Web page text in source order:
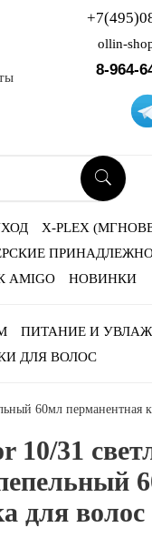
ollin-
8-964-
X-PLEX
НОВИНКИ
ПИТАНИЕ И
ДЛЯ ВОЛОС
60мл перманентная
10/31
для волос